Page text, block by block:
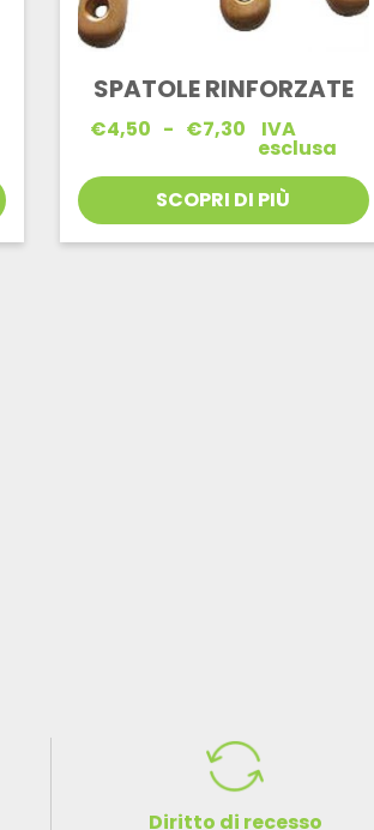
SPATOLE RINFORZATE
€4,50 - €7,30Fascia
da
€4,50
a
€7,30
IVA
esclusa
SCOPRI DI PIÙ
Diritto di recesso